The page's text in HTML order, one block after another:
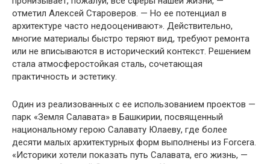
отметил Алексей Староверов. — Но ее потенциал в
архитектуре часто недооценивают». Действительно,
многие материалы быстро теряют вид, требуют ремонта
или не вписываются в исторический контекст. Решением
стала атмосферостойкая сталь, сочетающая
практичность и эстетику.
Один из реализованных с ее использованием проектов —
парк «Земля Салавата» в Башкирии, посвященный
национальному герою Салавату Юлаеву, где более
десяти малых архитектурных форм выполнены из Forcera.
«Историки хотели показать путь Салавата, его жизнь, —